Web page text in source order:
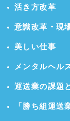
活き方改革
意識改革・現
美しい仕事
メンタルヘル
運送業の課題
「勝ち組運送